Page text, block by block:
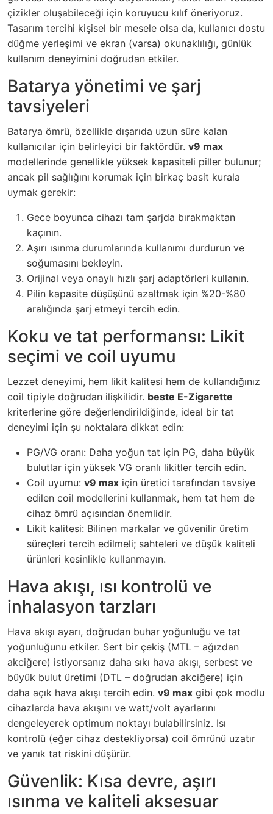
çizikler oluşabileceği için koruyucu kılıf öneriyoruz.
Tasarım tercihi kişisel bir mesele olsa da, kullanıcı dostu
düğme yerleşimi ve ekran (varsa) okunaklılığı, günlük
kullanım deneyimini doğrudan etkiler.
Batarya yönetimi ve şarj
tavsiyeleri
Batarya ömrü, özellikle dışarıda uzun süre kalan
kullanıcılar için belirleyici bir faktördür. v9 max
modellerinde genellikle yüksek kapasiteli piller bulunur;
ancak pil sağlığını korumak için birkaç basit kurala
uymak gerekir:
Gece boyunca cihazı tam şarjda bırakmaktan
kaçının.
Aşırı ısınma durumlarında kullanımı durdurun ve
soğumasını bekleyin.
Orijinal veya onaylı hızlı şarj adaptörleri kullanın.
Pilin kapasite düşüşünü azaltmak için %20-%80
aralığında şarj etmeyi tercih edin.
Koku ve tat performansı: Likit
seçimi ve coil uyumu
Lezzet deneyimi, hem likit kalitesi hem de kullandığınız
coil tipiyle doğrudan ilişkilidir. beste E-Zigarette
kriterlerine göre değerlendirildiğinde, ideal bir tat
deneyimi için şu noktalara dikkat edin:
PG/VG oranı: Daha yoğun tat için PG, daha büyük
bulutlar için yüksek VG oranlı likitler tercih edin.
Coil uyumu: v9 max için üretici tarafından tavsiye
edilen coil modellerini kullanmak, hem tat hem de
cihaz ömrü açısından önemlidir.
Likit kalitesi: Bilinen markalar ve güvenilir üretim
süreçleri tercih edilmeli; sahteleri ve düşük kaliteli
ürünleri kesinlikle kullanmayın.
Hava akışı, ısı kontrolü ve
inhalasyon tarzları
Hava akışı ayarı, doğrudan buhar yoğunluğu ve tat
yoğunluğunu etkiler. Sert bir çekiş (MTL – ağızdan
akciğere) istiyorsanız daha sıkı hava akışı, serbest ve
büyük bulut üretimi (DTL – doğrudan akciğere) için
daha açık hava akışı tercih edin. v9 max gibi çok modlu
cihazlarda hava akışını ve watt/volt ayarlarını
dengeleyerek optimum noktayı bulabilirsiniz. Isı
kontrolü (eğer cihaz destekliyorsa) coil ömrünü uzatır
ve yanık tat riskini düşürür.
Güvenlik: Kısa devre, aşırı
ısınma ve kaliteli aksesuar